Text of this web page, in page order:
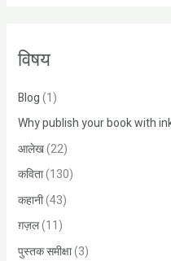
c
f
o
r
:
विषय
Blog(1)
Why publish your book with
आलेख(22)
कविता(130)
कहानी(43)
ग़ज़ल(11)
पुस्तक समीक्षा(3)